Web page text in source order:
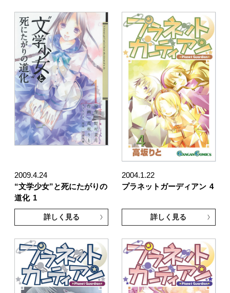
2009.4.24
“文学少女”と死にたがりの
道化 1
詳しく見る
2004.1.22
プラネットガーディアン 4
詳しく見る